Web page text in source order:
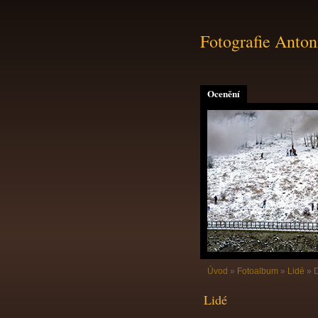
Ocenění
Fotografie
Úvod » Fotoalbum » Lidé »
Lidé